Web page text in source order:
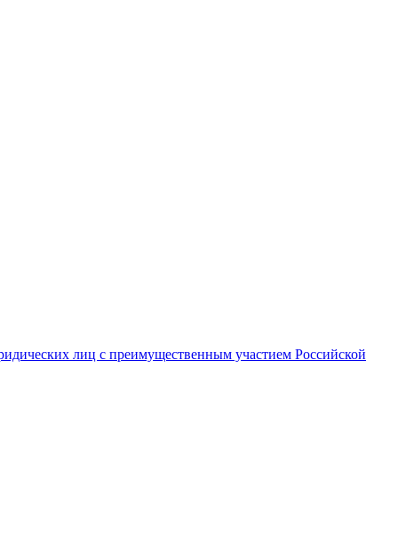
лиц с преимущественным участием Российской